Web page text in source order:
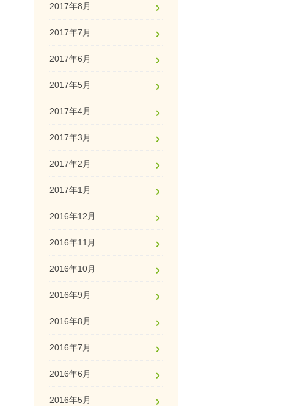
2017年8月
2017年7月
2017年6月
2017年5月
2017年4月
2017年3月
2017年2月
2017年1月
2016年12月
2016年11月
2016年10月
2016年9月
2016年8月
2016年7月
2016年6月
2016年5月